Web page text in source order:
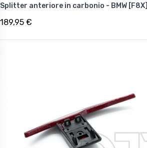
Splitter anteriore in carbonio - BMW [F8X]
189,95 €